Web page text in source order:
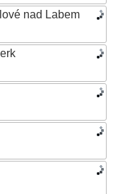
nad Labem